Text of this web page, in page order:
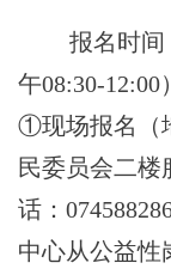
报名时间
午08:30-12:00）
①现场报名（
民委员会二
话：
中心从公益性